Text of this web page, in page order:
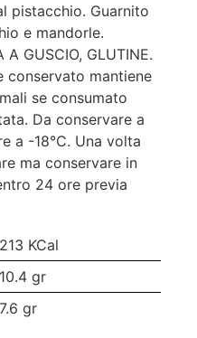
pistacchio. Guarnito
e mandorle.
A GUSCIO, GLUTINE.
mantiene
se consumato
Da conservare a
a -18°C. Una volta
ma conservare in
24 ore previa
213 KCal
10.4 gr
7.6 gr